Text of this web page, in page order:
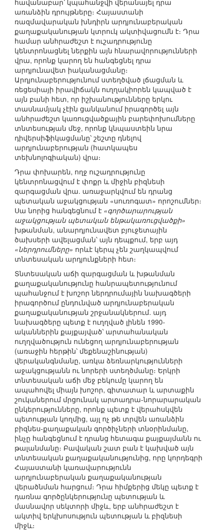
հավանաբար՝ կպահանջվի վերանայել դրա
առանձին դրույթները։ Հայաստանի
ռազմավարական խնդիրն արդյունաբերական
քաղաքականության կտրուկ ակտիվացումն է։ Դրա
համար անհրաժեշտ է ուշադրությունը
կենտրոնացնել ներքին այն հնարավորությունների
վրա, որոնք կարող են հանգեցնել դրա
արդյունավետ իականացմանը։
Արդյունաբերությունում ստեղծված լճացման և
ռեցեսիայի իրավիճակն ուղղակիորեն կապված է
այն բանի հետ, որ իշխանությունները երկու
տասնամյակ չէին ցանկանում իրագործել այն
անհրաժեշտ կառուցվածքային բարեփոխումները
տնտեսության մեջ, որոնք կնպաստեին նրա
դիվերսիֆիկացմանը՝ շեշտը դնելով
արդյունաբերության (հատկապես
տեխնոլոգիական) վրա։
Դրա փոխարեն, ողջ ուշադրությունը
կենտրոնացվում է փոքր և միջին բիզնեսի
զարգացման վրա. առաջարկվում են դրանց
պետական աջակցության «սուռոգատ» որոշումներ։
Սա նորից հանգեցնում է «գործարարության
աջակցության պետական ենթակառուցվածքի»
խթանման, անարդյունավետ բյուջետային
ծախսերի ավելացման՝ այն դեպքում, երբ այդ
«ներդրումները» որևէ կերպ չեն շաղկապվում
տնտեսական արդյունքների հետ։
Տնտեսական աճի զարգացման և խթանման
քաղաքականությունը հանրապետությունում
պահանջում է խոշոր ներդրումային նախագծերի
իրագործում ընդունված արդյունաբերական
քաղաքականության շրջանակներում. այդ
նախագծերը պետք է ուղղված լինեն 1990-
ականներին քայքայված՝ արտահանական
ուղղվածություն ունեցող արդյունաբերության
(առաջին հերթին՝ մեքենաշինության)
վերականգնմանը, առկա ձեռնարկությունների
աջակցությանն ու նորերի ստեղծմանը։ Երկրի
տնտեսական աճի մեջ բեկումը կարող են
ապահովել միայն խոշոր, գիտատար և արտաքին
շուկաներում մրցունակ արտադրա-նորարարական
ընկերությունները, որոնք պետք է վերահսկվեն
պետության կողմից, այլ ոչ թե տրվեն առանձին
բիզնես-քաղաքական գործիչների տնօրինմանը,
ինչը հանգեցնում է դրանց հետագա քայքայմանն ու
թալանմանը։ Բավական շատ բան է կախված այն
տնտեսական քաղաքականությունից, որը կորդեգրի
Հայաստանի կառավարությունն
արդյունաբերական քաղաքականության
վերածնման հարցում։ Դրա հիմքերից մեկը պետք է
դառնա գործընկերությունը պետության և
մասնավոր սեկտորի միջև, երբ անհրաժեշտ է
ակտիվ երկխոսություն պետության և բիզնեսի
միջև։